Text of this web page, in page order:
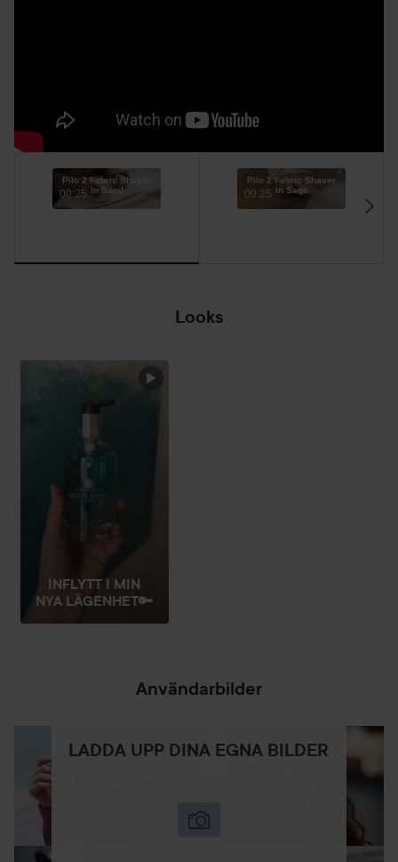
Pilo 2 Fabric Shaver
in Sand
00:25
Pilo 2 Fabric Shaver
in Sage
00:25
Looks
INFLYTT I MIN
NYA LÄGENHET🔑
Användarbilder
LADDA UPP DINA EGNA BILDER